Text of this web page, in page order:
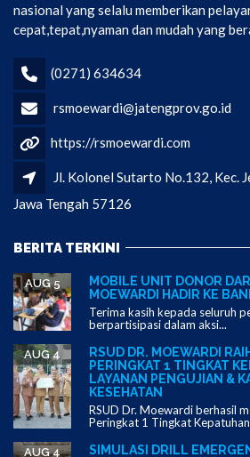
nasional yang selalu memberikan
cepat,tepat,nyaman dan mudah yang
(0271) 634634
rsmoewardi@jatengprov.go.id
https://rsmoewardi.com
Jl. Kolonel Sutarto No.132, Kec.
Jawa Tengah 57126
BERITA TERKINI
MOBILE UNIT DONOR
MOEWARDI HADIR KE
AUG 5
Terima kasih kepada seluruh
berpartisipasi dalam aksi...
RSUD DR. MOEWARDI
PERINGKAT 1 TINGKAT
LAYANAN PENGUJIAN &
KESEHATAN
AUG 4
RSUD Dr. Moewardi berhasil
Peringkat 1 Tingkat
SIMULASI DRILL
AUG 4